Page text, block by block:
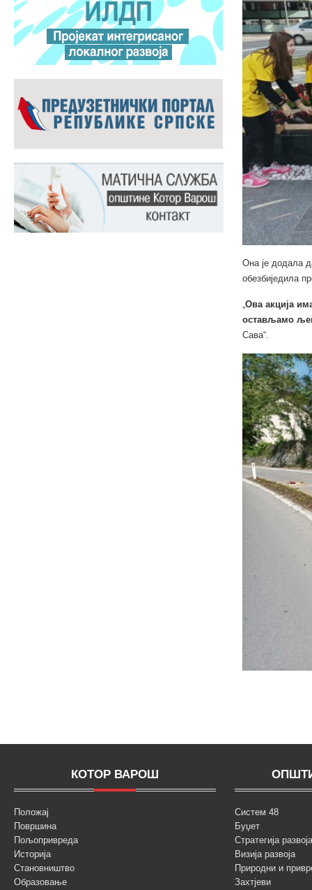
Она је додала
обезбиједила
„Ова акција
остављамо
Сава“.
КОТОР ВАРОШ
Положај
Површина
Пољопривреда
Историја
Становништво
Образовање
Систем 48
Буџет
Стратегија
Визија развоја
Природни и
Захтјеви